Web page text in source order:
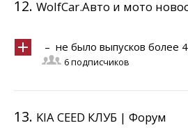
12. WolfCar.Авто и мото
– не было выпусков более
6 подписчиков
13. KIA CEED КЛУБ | Форум